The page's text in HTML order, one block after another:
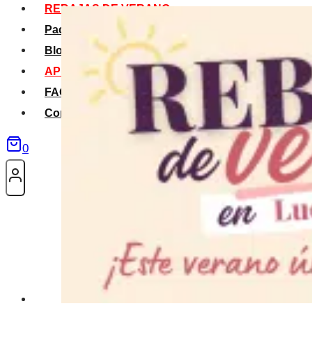
REBAJAS DE VERANO
Packs Verano
Blog
APP La Tribu
FAQS
Contacto
0